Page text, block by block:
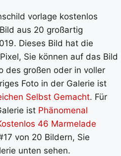
vorlage kostenlos
aus 20 großartig
Dieses Bild hat die
Sie können auf das Bild
des großen oder in voller
Foto in der Galerie ist
Selbst Gemacht. Für
ist Phänomenal
46 Marmelade
von 20 Bildern, Sie
unten sehen.